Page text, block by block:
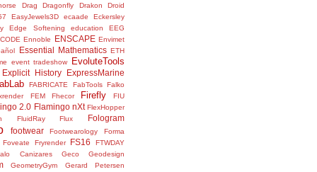
Drag Dragonfly Drakon
Droid
EasyJewels3D ecaade
Eckersley
Edge Softening education
EEG
Ennoble ENSCAPE Envimet
Essential Mathematics ETH
event tradeshow EvoluteTools
Explicit History ExpressMarine
FABRICATE FabTools Falko
FEM Fhecor Firefly FIU
2.0 Flamingo nXt FlexHopper
FluidRay Flux Fologram
footwear Footwearology
Forma
Foveate
Fryrender FS16
FTWDAY
Canizares
Geco Geodesign
GeometryGym Gerard Petersen